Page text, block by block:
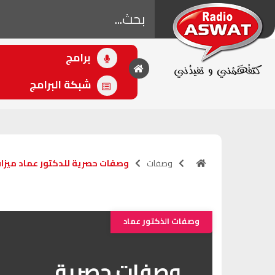
برامج
شبكة البرامج
• اللاحق
جمعة مباركة
(10:00 - 12:00)
وصفات وصفات حصرية للدكتور عماد
وصفات الذكتور عماد